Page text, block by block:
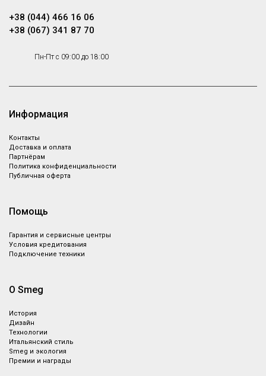
+38 (044) 466 16 06
+38 (067) 341 87 70
Пн-Пт с 09:00 до 18:00
Информация
Контакты
Доставка и оплата
Партнёрам
Политика конфиденциальности
Публичная оферта
Помощь
Гарантия и сервисные центры
Условия кредитования
Подключение техники
О Smeg
История
Дизайн
Технологии
Итальянский стиль
Smeg и экология
Премии и награды